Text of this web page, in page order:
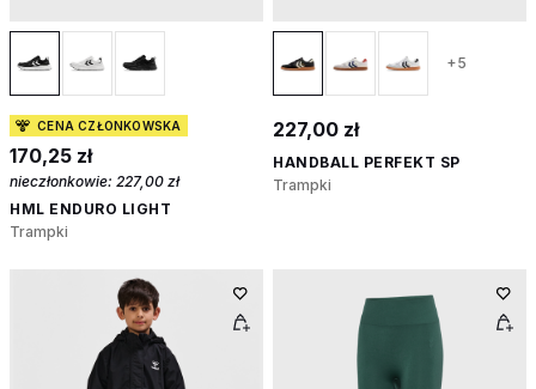
CENA CZŁONKOWSKA
170,25 zł
nieczłonkowie: 227,00 zł
HML ENDURO LIGHT
Trampki
+5
227,00 zł
HANDBALL PERFEKT SP
Trampki